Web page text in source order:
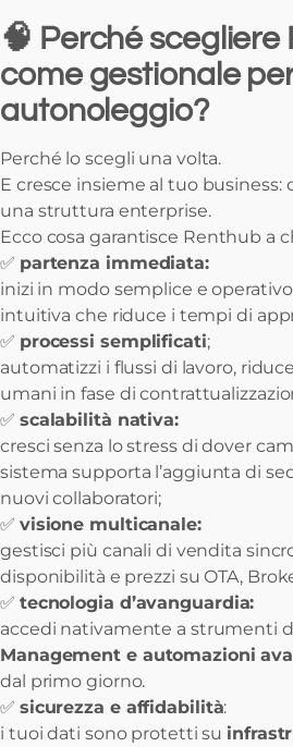
🧠 Perché scegliere
come gestionale
autonoleggio?
Perché lo scegli una volta.
E cresce insieme al tuo business:
una struttura enterprise.
Ecco cosa garantisce Renthub a
✅ partenza immediata:
inizi in modo semplice e
intuitiva che riduce i tempi di
✅ processi semplificati;
automatizzi i flussi di lavoro,
umani in fase di
✅ scalabilità nativa:
cresci senza lo stress di dover
sistema supporta l’aggiunta di
nuovi collaboratori;
✅ visione multicanale:
gestisci più canali di vendita
disponibilità e prezzi su OTA,
✅ tecnologia d’avanguardia:
accedi nativamente a strumenti
Management e automazioni
dal primo giorno.
✅ sicurezza e affidabilità:
i tuoi dati sono protetti su